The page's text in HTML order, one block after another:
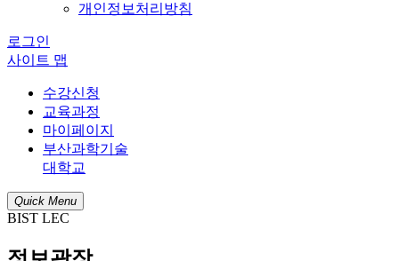
개인정보처리방침
로그인
사이트 맵
수강신청
교육과정
마이페이지
부산과학기술
대학교
Quick Menu
BIST LEC